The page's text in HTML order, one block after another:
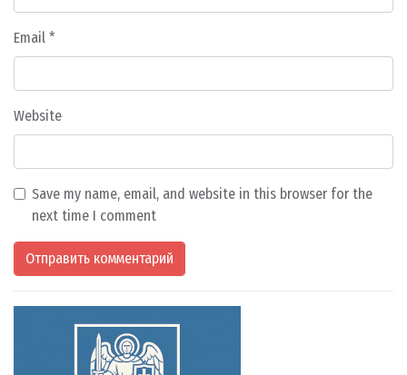
Email *
Website
Save my name, email, and website in this browser for the
next time I comment